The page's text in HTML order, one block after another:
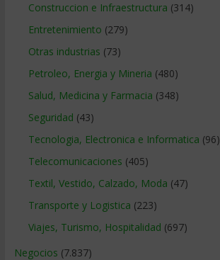
Construccion e Infraestructura (314)
Entretenimiento (279)
Otras industrias (73)
Petroleo, Energia y Mineria (480)
Salud, Medicina y Farmacia (348)
Seguridad (43)
Tecnologia, Electronica e Informatica (96)
Telecomunicaciones (405)
Textil, Vestido, Calzado, Moda (47)
Transporte y Logistica (223)
Viajes, Turismo, Hospitalidad (697)
Negocios (7.837)